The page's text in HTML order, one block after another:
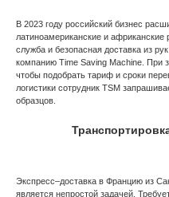
В 2023 году российский бизнес
латиноамериканские и
служба и безопасная доставка из
компанию Time Saving Machine. При
чтобы подобрать тариф и сроки
логистики сотрудник TSM
образцов.
Экспресс–доставка в Францию из
является непростой задачей.